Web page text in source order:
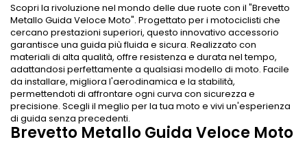
Scopri la rivoluzione nel mondo delle due ruote con il "Brevetto
Metallo Guida Veloce Moto". Progettato per i motociclisti che
cercano prestazioni superiori, questo innovativo accessorio
garantisce una guida più fluida e sicura. Realizzato con
materiali di alta qualità, offre resistenza e durata nel tempo,
adattandosi perfettamente a qualsiasi modello di moto. Facile
da installare, migliora l'aerodinamica e la stabilità,
permettendoti di affrontare ogni curva con sicurezza e
precisione. Scegli il meglio per la tua moto e vivi un'esperienza
di guida senza precedenti.
Brevetto Metallo Guida Veloce Moto